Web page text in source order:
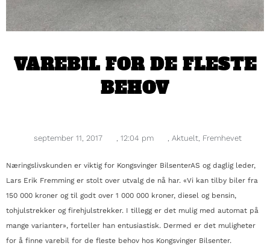
VAREBIL FOR DE FLESTE
BEHOV
september 11, 2017 , 12:04 pm , Aktuelt, Fremhevet
Næringslivskunden er viktig for Kongsvinger BilsenterAS og daglig leder,
Lars Erik Fremming er stolt over utvalg de nå har. «Vi kan tilby biler fra
150 000 kroner og til godt over 1 000 000 kroner, diesel og bensin,
tohjulstrekker og firehjulstrekker. I tillegg er det mulig med automat på
mange varianter», forteller han entusiastisk. Dermed er det muligheter
for å finne varebil for de fleste behov hos Kongsvinger Bilsenter.